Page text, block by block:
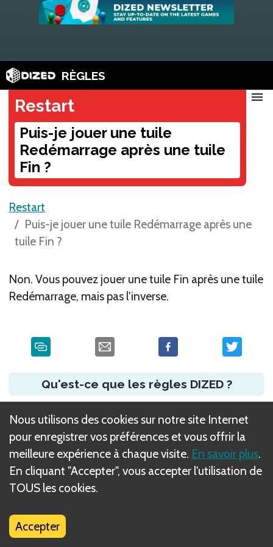
RÈGLES
Restart
Puis-je jouer une tuile
Redémarrage après une tuile
Fin ?
menu
Restart
Puis-je jouer une tuile Redémarrage après une
tuile Fin ?
Non. Vous pouvez jouer une tuile Fin après une tuile
Redémarrage, mais pas l'inverse.
Qu'est-ce que les règles DIZED ?
Nous utilisons des cookies sur notre site Internet
pour enregistrer vos préférences et vous offrir la
meilleure expérience à chaque visite. En savoir plus.
En cliquant "Accepter", vous accepter l'utilisation de
TOUS les cookies.
Accepter